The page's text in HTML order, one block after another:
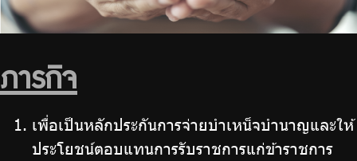
Eng
ภารกิจ
เพื่อเป็นหลักประกันการจ่ายบำเหน็จบำนาญและให้
ประโยชน์ตอบแทนการรับราชการแก่ข้าราชการ